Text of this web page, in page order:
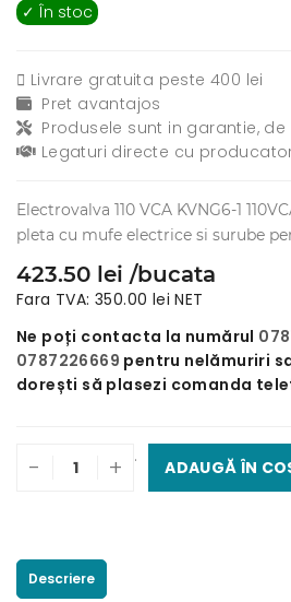
✓ În stoc
Livrare gratuita peste 400 lei
Pret avantajos
Produsele sunt in garantie,
Legaturi directe cu
Electrovalva 110 VCA KVNG6-1
pleta cu mufe electrice si surube
423.50 lei /bucata
Fara TVA: 350.00 lei NET
Ne poți contacta la numărul
0787226669 pentru nelămuriri
dorești să plasezi comanda
- + .
ADAUGĂ ÎN
Descriere